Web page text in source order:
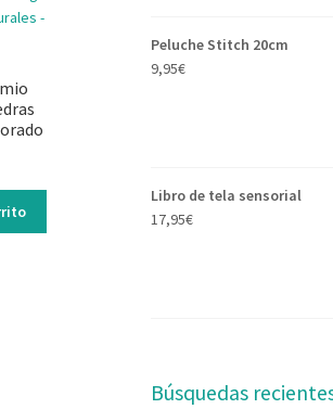
Peluche Stitch 20cm
9,95€
Libro de tela sensorial
17,95€
Búsquedas